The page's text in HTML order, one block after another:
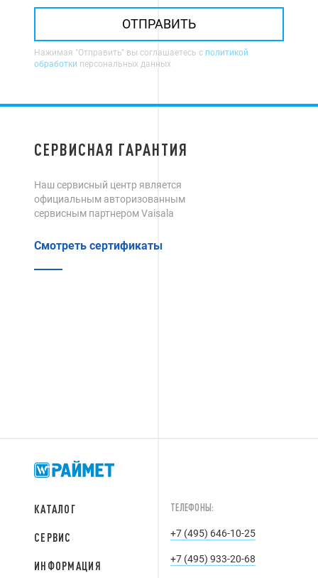
ОТПРАВИТЬ
Нажимая "Отправить" вы соглашаетесь с политикой
обработки персональных данных
СЕРВИСНАЯ ГАРАНТИЯ
Наш сервисный центр является
официальным авторизованным
сервисным партнером Vaisala
Смотреть сертификаты
КАТАЛОГ
СЕРВИС
ИНФОРМАЦИЯ
ТЕЛЕФОНЫ:
+7 (495) 646-10-25
+7 (495) 933-20-68